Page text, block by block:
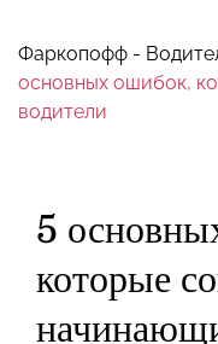
Фаркопофф -
основных ошибок,
водители
5
которые